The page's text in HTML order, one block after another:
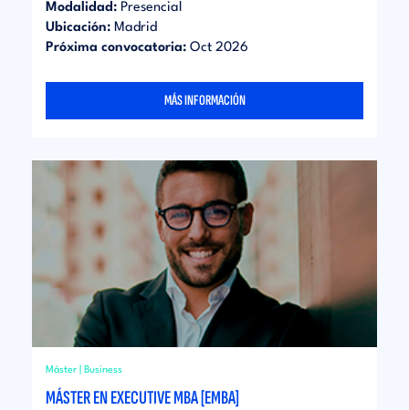
Modalidad: Presencial
Ubicación: Madrid
Próxima convocatoria: Oct 2026
MÁS INFORMACIÓN
Máster | Business
MÁSTER EN EXECUTIVE MBA [EMBA]